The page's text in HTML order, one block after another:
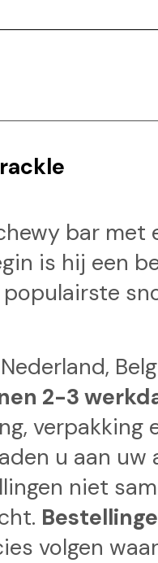
bar
is hij een
2-3
u aan
niet
volgen